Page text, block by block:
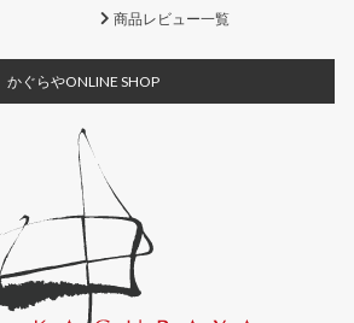
商品レビュー一覧
かぐらやONLINE SHOP